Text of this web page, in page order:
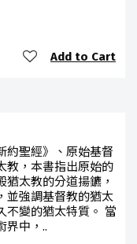
Add to Cart
約聖經》、原始基督
教，本書指出原始的
猶太教的分道揚鑣，
並強調基督教的猶太
不變的猶太特質。 當
界中，..